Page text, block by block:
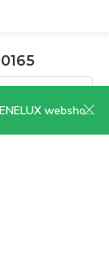
| CLICK HERE NOW!